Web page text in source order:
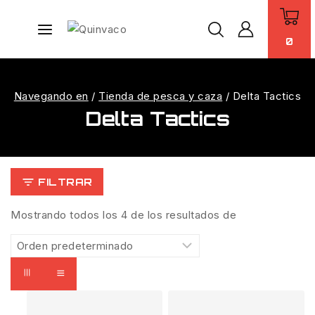
0
Navegando en / Tienda de pesca y caza / Delta Tactics
Delta Tactics
FILTRAR
Mostrando todos los 4 de los resultados de